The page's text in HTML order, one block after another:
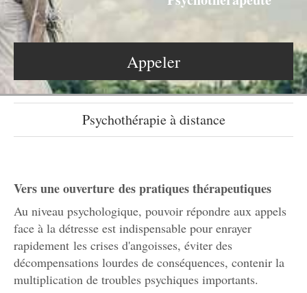
Appeler
Psychothérapie à distance
Vers une ouverture des pratiques thérapeutiques
Au niveau psychologique, pouvoir répondre aux appels
face à la détresse est indispensable pour enrayer
rapidement les crises d'angoisses, éviter des
décompensations lourdes de conséquences, contenir la
multiplication de troubles psychiques importants.